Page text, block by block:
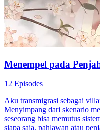
Menempel pada
12 Episodes
Aku transmigrasi sebagai
Menyimpang dari skenario
seseorang bisa memutus
siapa saja, pahlawan atau